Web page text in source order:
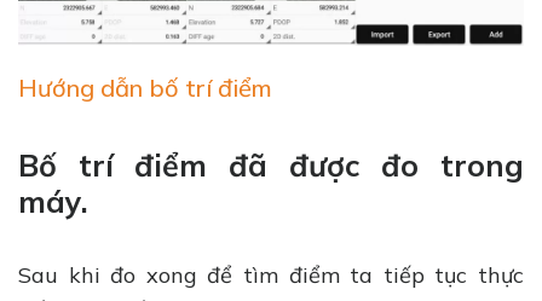
Hướng dẫn bố trí điểm
Bố trí điểm đã được đo trong
máy.
Sau khi đo xong để tìm điểm ta tiếp tục thực